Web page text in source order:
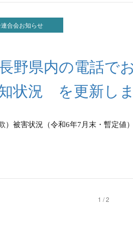
合会お知らせ
野県内の電話で
状況 を更新しま
）被害状況（令和6年7月末・暫
1 / 2